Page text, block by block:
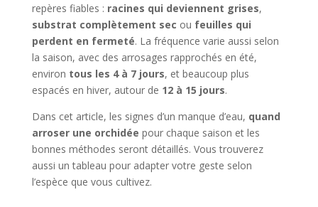
repères fiables : racines qui deviennent grises,
substrat complètement sec ou feuilles qui
perdent en fermeté. La fréquence varie aussi selon
la saison, avec des arrosages rapprochés en été,
environ tous les 4 à 7 jours, et beaucoup plus
espacés en hiver, autour de 12 à 15 jours.
Dans cet article, les signes d’un manque d’eau, quand
arroser une orchidée pour chaque saison et les
bonnes méthodes seront détaillés. Vous trouverez
aussi un tableau pour adapter votre geste selon
l’espèce que vous cultivez.